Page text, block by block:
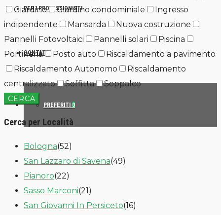
PER I PROFESSIONISTI
CONTATTI
PREFERITI 0
Giardino
Giardino condominiale
Ingresso
indipendente
Mansarda
Nuova costruzione
Pannelli Fotovoltaici
Pannelli solari
Piscina
Portineria
Posto auto
Riscaldamento a pavimento
Riscaldamento Autonomo
Riscaldamento
centralizzato
Soffitta Soppalco
CERCA
Cerca per Località
Bologna(52)
San Lazzaro di Savena(49)
Pianoro(22)
Sasso Marconi(21)
San Giovanni In Persiceto(16)